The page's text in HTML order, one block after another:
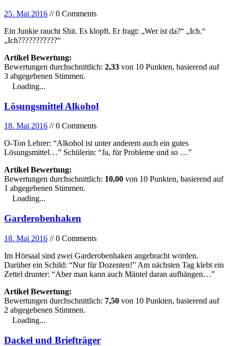
25. Mai 2016 // 0 Comments
Ein Junkie raucht Shit. Es klopft. Er fragt: „Wer ist da?“ „Ich.“
„Ich???????????“
Artikel Bewertung:
Bewertungen durchschnittlich: 2,33 von 10 Punkten, basierend auf
3 abgegebenen Stimmen.
Loading...
Lösungsmittel Alkohol
18. Mai 2016 // 0 Comments
O-Ton Lehrer: “Alkohol ist unter anderem auch ein gutes
Lösungsmittel…” Schülerin: “Ja, für Probleme und so …”
Artikel Bewertung:
Bewertungen durchschnittlich: 10,00 von 10 Punkten, basierend auf
1 abgegebenen Stimmen.
Loading...
Garderobenhaken
18. Mai 2016 // 0 Comments
Im Hörsaal sind zwei Garderobenhaken angebracht worden.
Darüber ein Schild: “Nur für Dozenten!” Am nächsten Tag klebt ein
Zettel drunter: “Aber man kann auch Mäntel daran aufhängen…”
Artikel Bewertung:
Bewertungen durchschnittlich: 7,50 von 10 Punkten, basierend auf
2 abgegebenen Stimmen.
Loading...
Dackel und Briefträger